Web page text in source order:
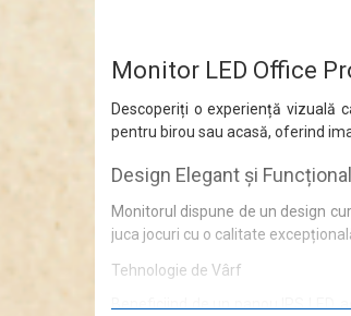
Monitor LED Office
Descoperiți o experiență vizuală
pentru birou sau acasă, oferind
Design Elegant și
Monitorul dispune de un design
juca jocuri cu o calitate
Tehnologie de Vârf